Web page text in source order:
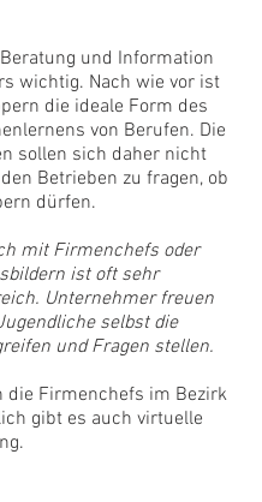
und Information
wichtig. Nach wie vor ist
die ideale Form des
von Berufen. Die
sollen sich daher nicht
Betrieben zu fragen, ob
dürfen.
mit Firmenchefs oder
ist oft sehr
Unternehmer freuen
selbst die
und Fragen stellen.
die Firmenchefs im Bezirk
gibt es auch virtuelle